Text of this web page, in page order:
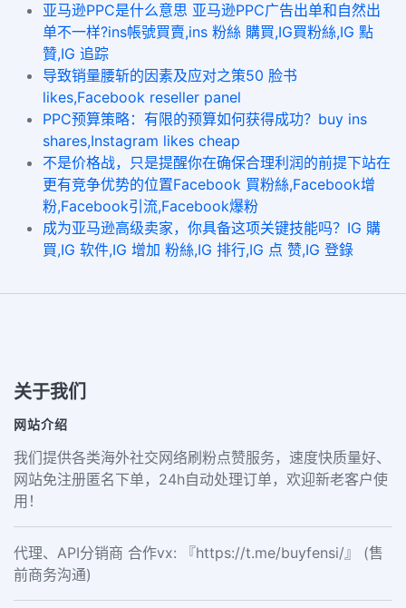
亚马逊PPC是什么意思 亚马逊PPC广告出单和自然出
单不一样?ins帳號買賣,ins 粉絲 購買,IG買粉絲,IG 點
贊,IG 追踪
导致销量腰斩的因素及应对之策50 脸书
likes,Facebook reseller panel
​PPC预算策略：有限的预算如何获得成功？buy ins
shares,Instagram likes cheap
不是价格战，只是提醒你在确保合理利润的前提下站在
更有竞争优势的位置Facebook 買粉絲,Facebook增
粉,Facebook引流,Facebook爆粉
成为亚马逊高级卖家，你具备这项关键技能吗？IG 購
買,IG 软件,IG 增加 粉絲,IG 排行,IG 点 赞,IG 登錄
关于我们
网站介绍
我们提供各类海外社交网络刷粉点赞服务，速度快质量好、
网站免注册匿名下单，24h自动处理订单，欢迎新老客户使
用！
代理、API分销商 合作vx: 『https://t.me/buyfensi/』 (售
前商务沟通)